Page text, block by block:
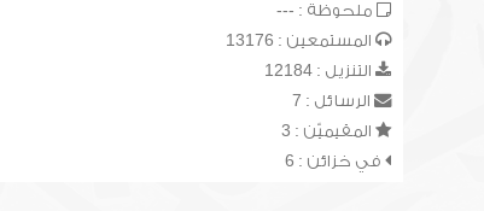
ملحوظة : ---
المستمعين : 13176
التنزيل : 12184
الرسائل : 7
المقيميّن : 3
في خزائن : 6